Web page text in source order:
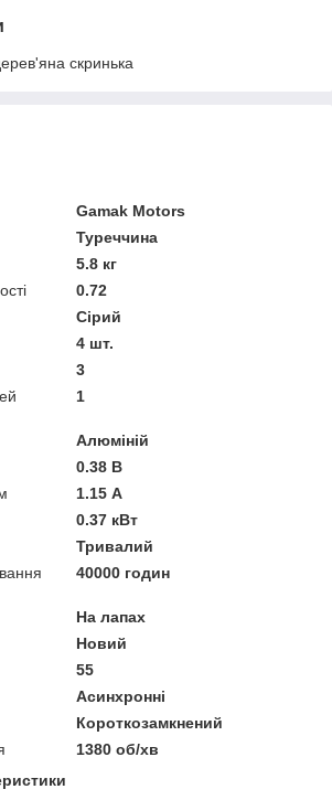
скринька
Gamak Motors
Туреччина
5.8 кг
0.72
Сірий
4 шт.
3
1
Алюміній
0.38 В
1.15 А
0.37 кВт
Тривалий
40000 годин
На лапах
Новий
55
Асинхронні
Короткозамкнений
1380 об/хв